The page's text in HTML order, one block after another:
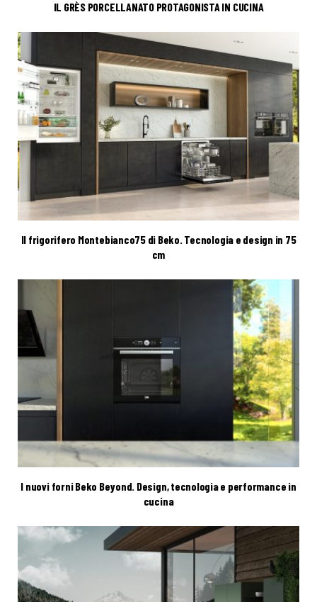
IL GRÈS PORCELLANATO PROTAGONISTA IN CUCINA
Il frigorifero Montebianco75 di Beko. Tecnologia e design in 75
cm
I nuovi forni Beko Beyond. Design, tecnologia e performance in
cucina